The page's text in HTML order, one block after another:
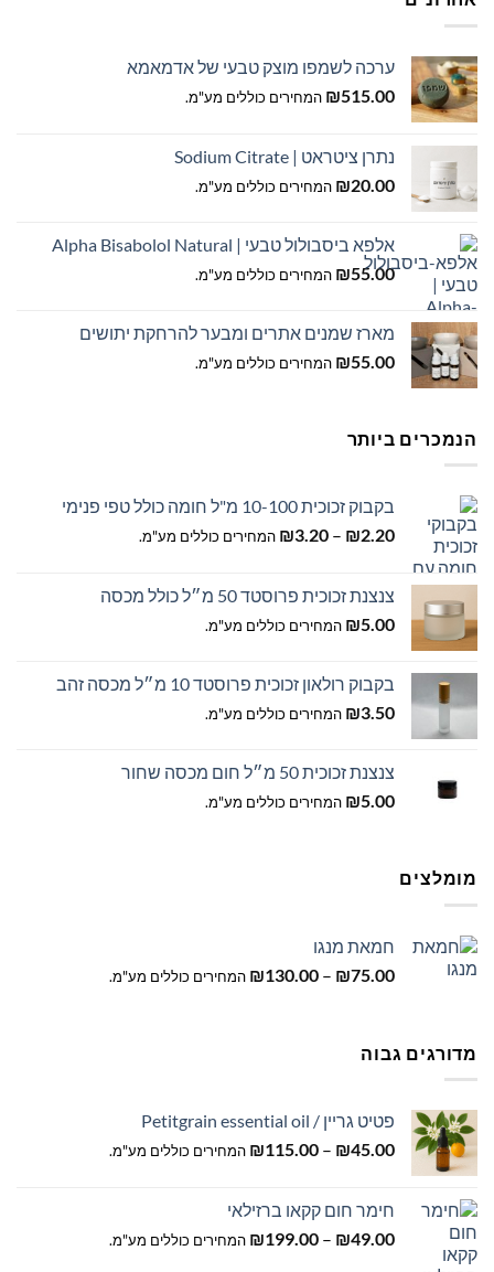
האפשרויות
בעמוד
המוצר
ערכה לשמפו מוצק טבעי של אדמאמא
₪515.00 המחירים כוללים מע"מ.
נתרן ציטראט | Sodium Citrate
₪20.00 המחירים כוללים מע"מ.
אלפא ביסבולול טבעי | Alpha Bisabolol Natural
₪55.00 המחירים כוללים מע"מ.
מארז שמנים אתרים ומבער להרחקת יתושים
₪55.00 המחירים כוללים מע"מ.
הנמכרים ביותר
בקבוק זכוכית 10-100 מ"ל חומה כולל טפי פנימי
₪2.20
–
₪3.20
טווח
עד
המחירים כוללים מע"מ.
צנצנת זכוכית פרוסטד 50 מ״ל כולל מכסה
₪5.00 המחירים כוללים מע"מ.
בקבוק רולאון זכוכית פרוסטד 10 מ״ל מכסה זהב
₪3.50 המחירים כוללים מע"מ.
צנצנת זכוכית 50 מ״ל חום מכסה שחור
₪5.00 המחירים כוללים מע"מ.
מומלצים
חמאת מנגו
₪75.00
–
₪130.00
טווח
המחירים כוללים מע"מ.
מדורגים גבוה
פטיט גריין / Petitgrain essential oil
₪45.00
–
₪115.00
טווח
עד
המחירים כוללים מע"מ.
חימר חום קקאו ברזילאי
₪49.00
–
₪199.00
טווח
המחירים כוללים מע"מ.